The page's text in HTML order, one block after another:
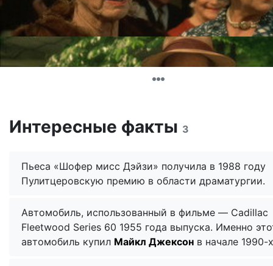
Интересные факты 3
Пьеса «Шофер мисс Дэйзи» получила в 1988 году
Пулитцеровскую премию в области драматургии.
Автомобиль, использованный в фильме — Cadillac
Fleetwood Series 60 1955 года выпуска. Именно
автомобиль купил Майкл Джексон в начале 1990-